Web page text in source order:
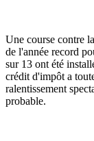
Une course contre
de l'année record
sur 13 ont été
crédit d'impôt a
ralentissement
probable.